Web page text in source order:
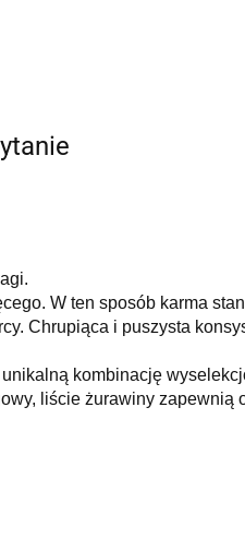
W ten sposób karma
Chrupiąca i puszysta
kombinację
liście żurawiny zapewnią